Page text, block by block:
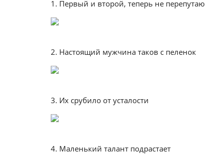
1. Первый и второй, теперь не перепутаю
2. Настоящий мужчина таков с пеленок
3. Их срубило от усталости
4. Маленький талант подрастает